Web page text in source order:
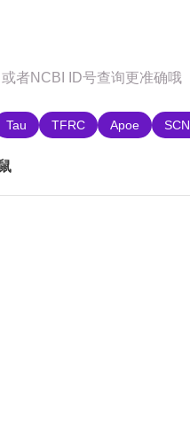
Tau TFRC Apoe